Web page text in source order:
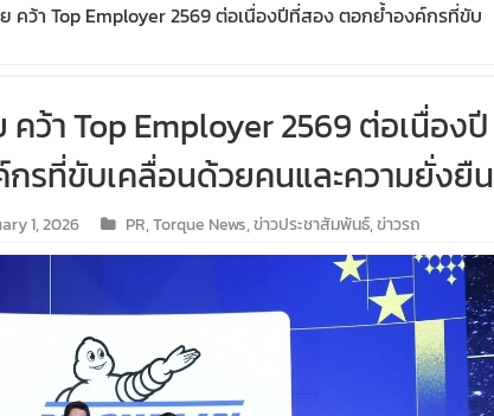
คว้า Top Employer 2569 ต่อเนื่องปีที่สอง ตอกย้ำองค์กรที่ขับ
คว้า Top Employer 2569 ต่อเนื่องปี
รที่ขับเคลื่อนด้วยคนและความยั่งยืน
1, 2026 PR,Torque News,ข่าวประชาสัมพันธ์,ข่าวรถ